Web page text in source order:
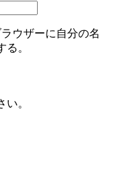
ウザーに自分の名
。
い。